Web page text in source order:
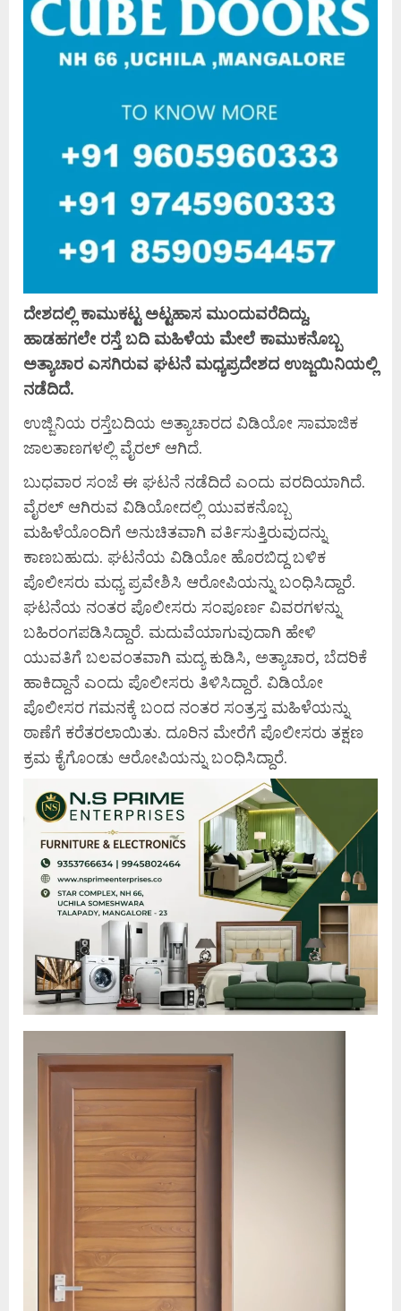
ದೇಶದಲ್ಲಿ ಕಾಮುಕಟ್ಟ ಅಟ್ಟಹಾಸ ಮುಂದುವರೆದಿದ್ದು,
ಹಾಡಹಗಲೇ ರಸ್ತೆ ಬದಿ ಮಹಿಳೆಯ ಮೇಲೆ ಕಾಮುಕನೊಬ್ಬ
ಅತ್ಯಾಚಾರ ಎಸಗಿರುವ ಘಟನೆ ಮಧ್ಯಪ್ರದೇಶದ ಉಜ್ಜಯಿನಿಯಲ್ಲಿ
ನಡೆದಿದೆ.
ಉಜ್ಜಿನಿಯ ರಸ್ತೆಬದಿಯ ಅತ್ಯಾಚಾರದ ವಿಡಿಯೋ ಸಾಮಾಜಿಕ
ಜಾಲತಾಣಗಳಲ್ಲಿ ವೈರಲ್ ಆಗಿದೆ.
ಬುಧವಾರ ಸಂಜೆ ಈ ಘಟನೆ ನಡೆದಿದೆ ಎಂದು ವರದಿಯಾಗಿದೆ.
ವೈರಲ್ ಆಗಿರುವ ವಿಡಿಯೋದಲ್ಲಿ ಯುವಕನೊಬ್ಬ
ಮಹಿಳೆಯೊಂದಿಗೆ ಅನುಚಿತವಾಗಿ ವರ್ತಿಸುತ್ತಿರುವುದನ್ನು
ಕಾಣಬಹುದು. ಘಟನೆಯ ವಿಡಿಯೋ ಹೊರಬಿದ್ದ ಬಳಿಕ
ಪೊಲೀಸರು ಮಧ್ಯ ಪ್ರವೇಶಿಸಿ ಆರೋಪಿಯನ್ನು ಬಂಧಿಸಿದ್ದಾರೆ.
ಘಟನೆಯ ನಂತರ ಪೊಲೀಸರು ಸಂಪೂರ್ಣ ವಿವರಗಳನ್ನು
ಬಹಿರಂಗಪಡಿಸಿದ್ದಾರೆ. ಮದುವೆಯಾಗುವುದಾಗಿ ಹೇಳಿ
ಯುವತಿಗೆ ಬಲವಂತವಾಗಿ ಮದ್ಯ ಕುಡಿಸಿ, ಅತ್ಯಾಚಾರ, ಬೆದರಿಕೆ
ಹಾಕಿದ್ದಾನೆ ಎಂದು ಪೊಲೀಸರು ತಿಳಿಸಿದ್ದಾರೆ. ವಿಡಿಯೋ
ಪೊಲೀಸರ ಗಮನಕ್ಕೆ ಬಂದ ನಂತರ ಸಂತ್ರಸ್ತ ಮಹಿಳೆಯನ್ನು
ಠಾಣೆಗೆ ಕರೆತರಲಾಯಿತು. ದೂರಿನ ಮೇರೆಗೆ ಪೊಲೀಸರು ತಕ್ಷಣ
ಕ್ರಮ ಕೈಗೊಂಡು ಆರೋಪಿಯನ್ನು ಬಂಧಿಸಿದ್ದಾರೆ.